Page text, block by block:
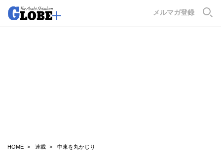
メルマガ登録
HOME 連載 中東を丸かじり